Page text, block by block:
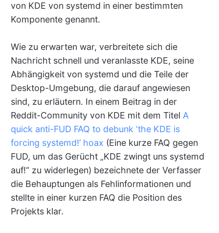
von KDE von systemd in einer bestimmten
Komponente genannt.
Wie zu erwarten war, verbreitete sich die
Nachricht schnell und veranlasste KDE, seine
Abhängigkeit von systemd und die Teile der
Desktop-Umgebung, die darauf angewiesen
sind, zu erläutern. In einem Beitrag in der
Reddit-Community von KDE mit dem Titel A
quick anti-FUD FAQ to debunk ‘the KDE is
forcing systemd!’ hoax (Eine kurze FAQ gegen
FUD, um das Gerücht „KDE zwingt uns systemd
auf!“ zu widerlegen) bezeichnete der Verfasser
die Behauptungen als Fehlinformationen und
stellte in einer kurzen FAQ die Position des
Projekts klar.